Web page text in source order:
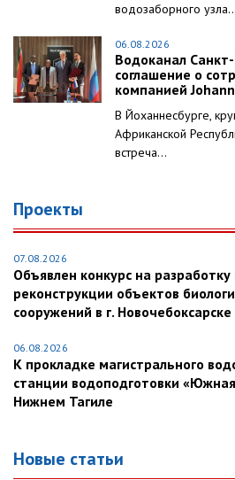
водозаборного
06.08.2026
Водоканал
соглашение о
компанией
В Йоханнесбурге,
Африканской
встреча...
Проекты
07.08.2026
Объявлен конкурс на
реконструкции объектов
сооружений в г. Новочебоксарске
06.08.2026
К прокладке магистрального
станции водоподготовки
Нижнем Тагиле
Новые статьи